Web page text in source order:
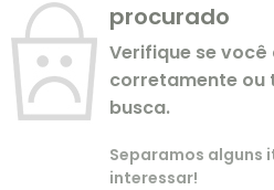
procurado
Verifique se
corretamente ou
busca.
Separamos alguns
interessar!